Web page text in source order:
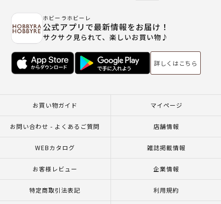
ホビーラホビーレ
公式アプリで最新情報をお届け！
サクサク見られて、楽しいお買い物♪
詳しくはこちら
お買い物ガイド マイページ
お問い合わせ - よくあるご質問 店舗情報
WEBカタログ 雑誌掲載情報
お客様レビュー 企業情報
特定商取引法表記 利用規約